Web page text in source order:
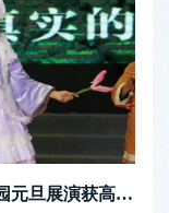
我校赴新疆顶岗实习学子助力边疆校园元旦展演获高度赞誉